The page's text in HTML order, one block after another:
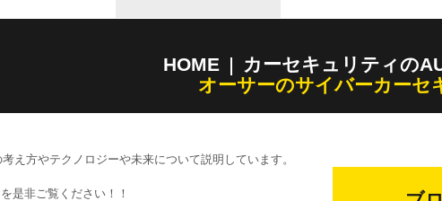
HOME
カーセキュリティの
オーサーのサイバーカーセ
え方やテクノロジーや未来について説明しています。
是非ご覧ください！！